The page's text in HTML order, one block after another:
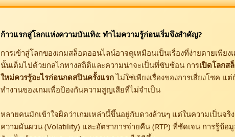
ก้าวแรกสู่โลกแห่งความบันเทิง: ทำไมความรู้ก่อนเริ่มจึงสำคัญ?
การเข้าสู่โลกของเกมสล็อตออนไลน์อาจดูเหมือนเป็นเรื่องที่ง่ายดายเพี
นั้นเต็มไปด้วยกลไกทางสถิติและความน่าจะเป็นที่ซับซ้อน การเปิดโลกส
ใหม่ควรรู้อะไรก่อนกดสปินครั้งแรกไม่ใช่เพียงเรื่องของการเสี่ยงโชค แ
ทำงานของเกมเพื่อป้องกันความสูญเสียที่ไม่จำเป็น
หลายคนมักเข้าใจผิดว่าเกมเหล่านี้ขึ้นอยู่กับดวงล้วนๆ แต่ในความเป็นจ
ความผันผวน (Volatility) และอัตราการจ่ายคืน (RTP) ที่ชัดเจน การรู้ข้อ